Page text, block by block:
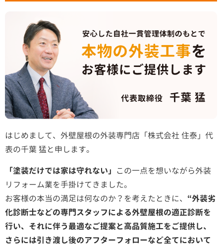
はじめまして、外壁屋根の外装専門店「株式会社 住泰」代
表の千葉 猛と申します。
「塗装だけでは家は守れない」 この一点を想いながら外装
リフォーム業を手掛けてきました。
お客様の本当の満足は何なのか？を考えたときに、 “外装劣
化診断士などの専門スタッフによる外壁屋根の適正診断を
行い、それに伴う最適なご提案と高品質施工をご提供し、
さらには引き渡し後のアフターフォローなど全てにおいて